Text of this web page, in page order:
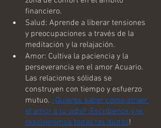
financiero.
Salud: Aprende a liberar tensiones
y preocupaciones a través de la
meditación y la relajación.
Amor: Cultiva la paciencia y la
perseverancia en el amor Acuario.
Las relaciones sólidas se
construyen con tiempo y esfuerzo
mutuo. ¿Quieres saber cómo atraer
el amor a tu vida? ¡Escríbenos y te
resolveremos todas las dudas!